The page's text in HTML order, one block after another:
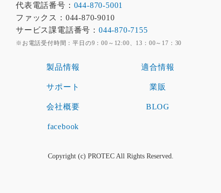
代表電話番号： 044-870-5001
ファックス：044-870-9010
サービス課電話番号： 044-870-7155
※お電話受付時間：平日の9：00～12:00、13：00～17：30
製品情報 適合情報
サポート 業販
会社概要 BLOG
facebook
Copyright (c) PROTEC All Rights Reserved.